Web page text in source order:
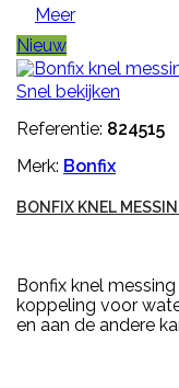
Meer
Nieuw
Snel bekijken
Referentie: 824515
Merk: Bonfix
BONFIX KNEL
Bonfix knel
koppeling voor
en aan de andere